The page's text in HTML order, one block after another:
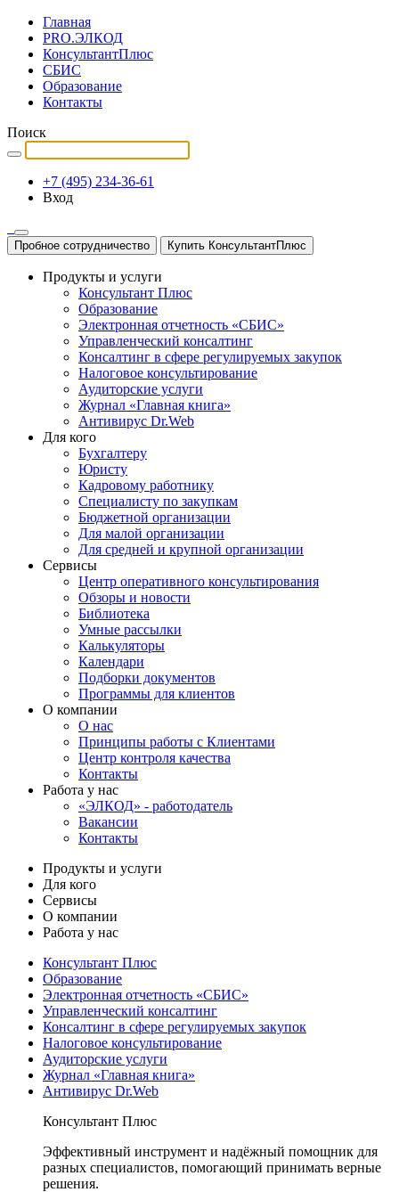
Главная
PRO.ЭЛКОД
КонсультантПлюс
СБИС
Образование
Контакты
Поиск
+7 (495) 234-36-61
Вход
Пробное сотрудничество Купить КонсультантПлюс
Продукты и услуги
Консультант Плюс
Образование
Электронная отчетность «СБИС»
Управленческий консалтинг
Консалтинг в сфере регулируемых закупок
Налоговое консультирование
Аудиторские услуги
Журнал «Главная книга»
Антивирус Dr.Web
Для кого
Бухгалтеру
Юристу
Кадровому работнику
Специалисту по закупкам
Бюджетной организации
Для малой организации
Для средней и крупной организации
Сервисы
Центр оперативного консультирования
Обзоры и новости
Библиотека
Умные рассылки
Калькуляторы
Календари
Подборки документов
Программы для клиентов
О компании
О нас
Принципы работы с Клиентами
Центр контроля качества
Контакты
Работа у нас
«ЭЛКОД» - работодатель
Вакансии
Контакты
Продукты и услуги
Для кого
Сервисы
О компании
Работа у нас
Консультант Плюс
Образование
Электронная отчетность «СБИС»
Управленческий консалтинг
Консалтинг в сфере регулируемых закупок
Налоговое консультирование
Аудиторские услуги
Журнал «Главная книга»
Антивирус Dr.Web
Консультант Плюс
Эффективный инструмент и надёжный помощник для
разных специалистов, помогающий принимать верные
решения.